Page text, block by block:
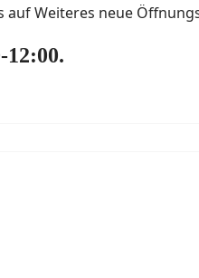
Weiteres neue